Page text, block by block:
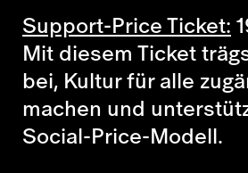
Support-Price Ticket:
Mit diesem Ticket
bei, Kultur für alle
machen und
Social-Price-Modell.